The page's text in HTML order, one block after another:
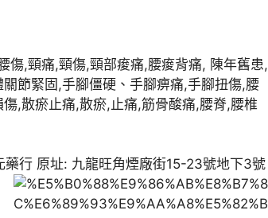
傷,頸痛,頸傷,頸部痠痛,腰痠背痛, 陳年舊患,
節緊固,手腳僵硬、手腳痹痛,手腳扭傷,腰
,散瘀止痛,散瘀,止痛,筋骨酸痛,腰脊,腰椎
行 原址: 九龍旺角煙廠街15-23號地下3號